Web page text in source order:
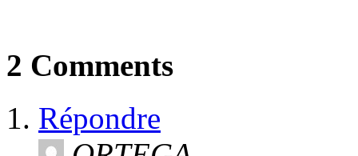
2 Comments
Répondre